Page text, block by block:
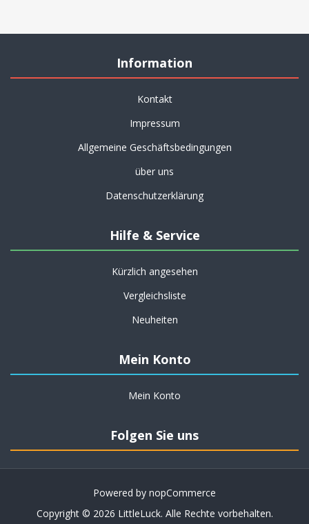
Information
Kontakt
Impressum
Allgemeine Geschäftsbedingungen
über uns
Datenschutzerklärung
Hilfe & Service
Kürzlich angesehen
Vergleichsliste
Neuheiten
Mein Konto
Mein Konto
Folgen Sie uns
Powered by nopCommerce
Copyright © 2026 LittleLuck. Alle Rechte vorbehalten.